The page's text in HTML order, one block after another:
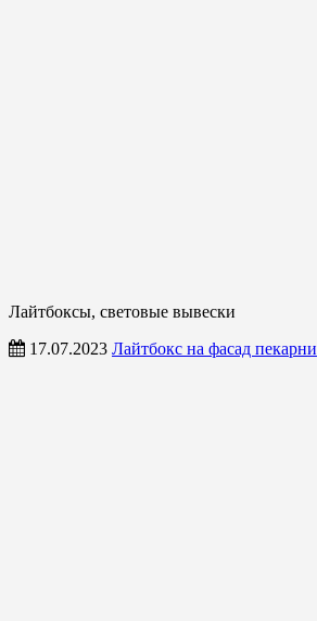
Лайтбоксы, световые вывески
17.07.2023 Лайтбокс на фасад пекарни